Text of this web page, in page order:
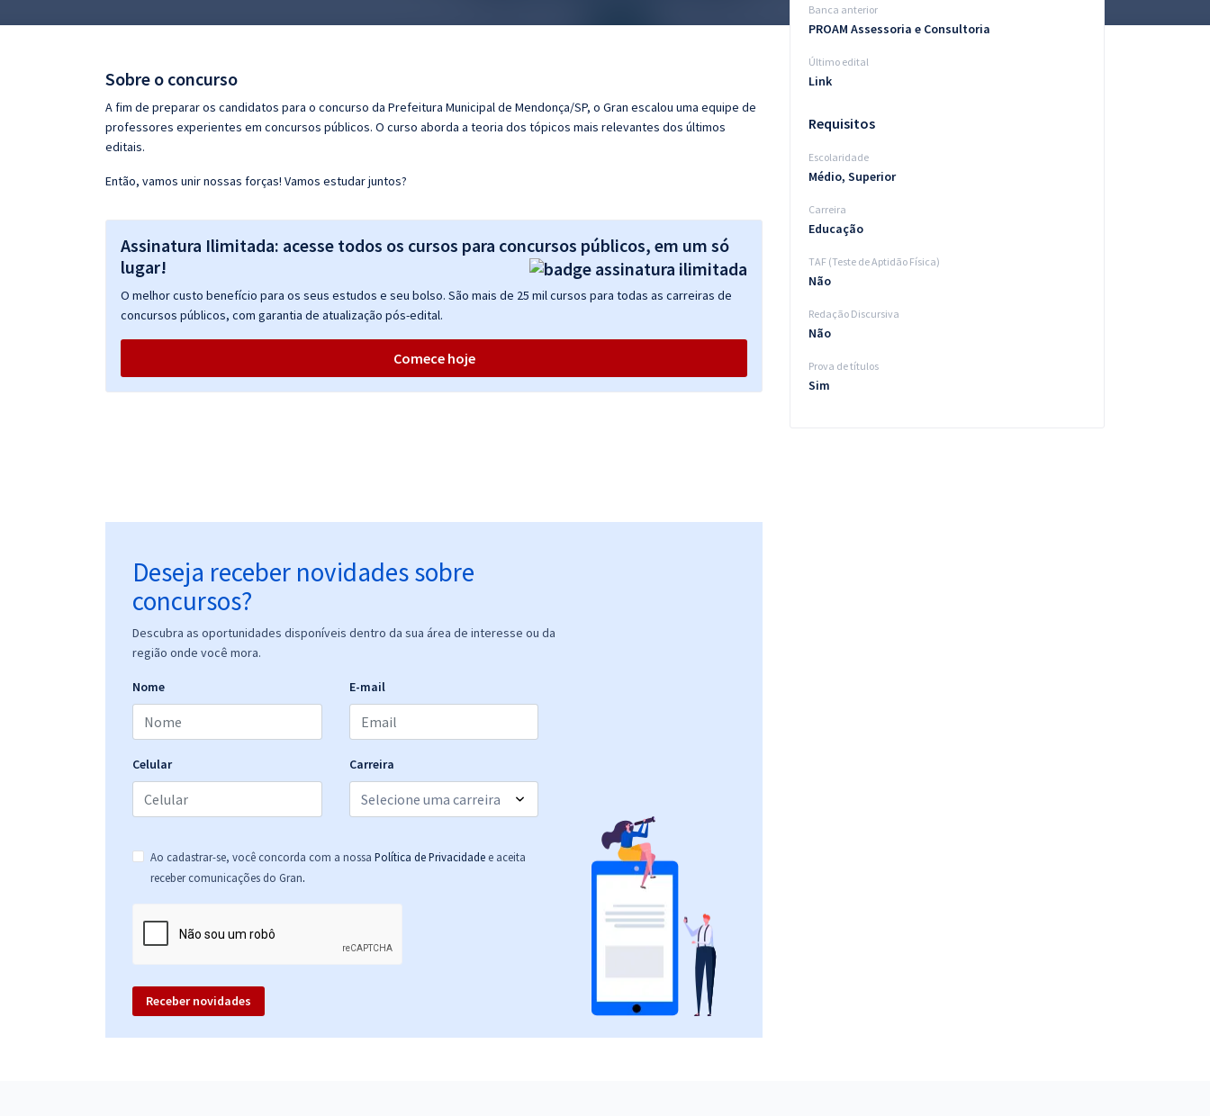
Questões grátis
Conteúdo gratuito
Sobre o concurso
A fim de preparar os candidatos para o concurso da Prefeitura Municipal de Mendonça/SP, o Gran escalou uma equipe de
professores experientes em concursos públicos. O curso aborda a teoria dos tópicos mais relevantes dos últimos
editais.
Então, vamos unir nossas forças! Vamos estudar juntos?
Assinatura Ilimitada: acesse todos os cursos para concursos públicos, em um só
lugar!
O melhor custo benefício para os seus estudos e seu bolso. São mais de 25 mil cursos para todas as carreiras de
concursos públicos, com garantia de atualização pós-edital.
Comece hoje
Deseja receber novidades sobre
concursos?
Descubra as oportunidades disponíveis dentro da sua área de interesse ou da
região onde você mora.
Nome E-mail
Celular Carreira
Ao cadastrar-se, você concorda com a nossa Política de Privacidade e aceita
receber comunicações do Gran.
Receber novidades
Banca anterior
PROAM Assessoria e Consultoria
Último edital
Link
Requisitos
Escolaridade
Médio, Superior
Carreira
Educação
TAF (Teste de Aptidão Física)
Não
Redação Discursiva
Não
Prova de títulos
Sim